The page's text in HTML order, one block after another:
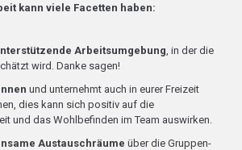
kann viele Facetten haben:
Arbeitsumgebung, in der die
wird. Danke sagen!
und unternehmt auch in eurer Freizeit
dies kann sich positiv auf die
und das Wohlbefinden im Team auswirken.
Austauschräume über die Gruppen-